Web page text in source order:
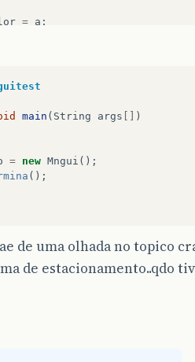
= a ;
c
=
main ( String args
)
= new Mngui ();
();
de uma olhada no topico
de estacionamento..qdo